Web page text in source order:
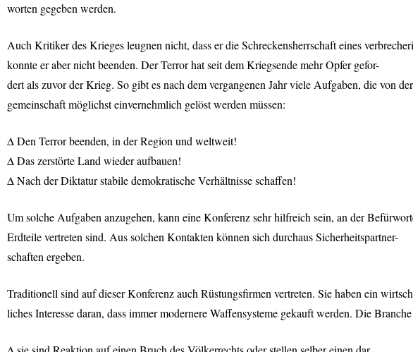
worten gegeben werden.
Auch Kritiker des Krieges leugnen nicht, dass er die Schreckensherrschaft eines
konnte er aber nicht beenden. Der Terror hat seit dem Kriegsende mehr Opfer gefor-
dert als zuvor der Krieg. So gibt es nach dem vergangenen Jahr viele Aufgaben, die von
gemeinschaft möglichst einvernehmlich gelöst werden müssen:
∆ Den Terror beenden, in der Region und weltweit!
∆ Das zerstörte Land wieder aufbauen!
∆ Nach der Diktatur stabile demokratische Verhältnisse schaffen!
Um solche Aufgaben anzugehen, kann eine Konferenz sehr hilfreich sein, an der
Erdteile vertreten sind. Aus solchen Kontakten können sich durchaus Sicherheitspartner-
schaften ergeben.
Traditionell sind auf dieser Konferenz auch Rüstungsfirmen vertreten. Sie haben ein
liches Interesse daran, dass immer modernere Waffensysteme gekauft werden. Die